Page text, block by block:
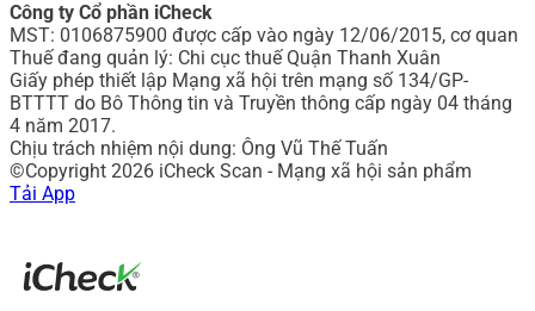
Công ty Cổ phần iCheck
MST: 0106875900 được cấp vào ngày 12/06/2015, cơ quan
Thuế đang quản lý: Chi cục thuế Quận Thanh Xuân
Giấy phép thiết lập Mạng xã hội trên mạng số 134/GP-
BTTTT do Bô Thông tin và Truyền thông cấp ngày 04 tháng
4 năm 2017.
Chịu trách nhiệm nội dung: Ông Vũ Thế Tuấn
©Copyright 2026 iCheck Scan - Mạng xã hội sản phẩm
Tải App